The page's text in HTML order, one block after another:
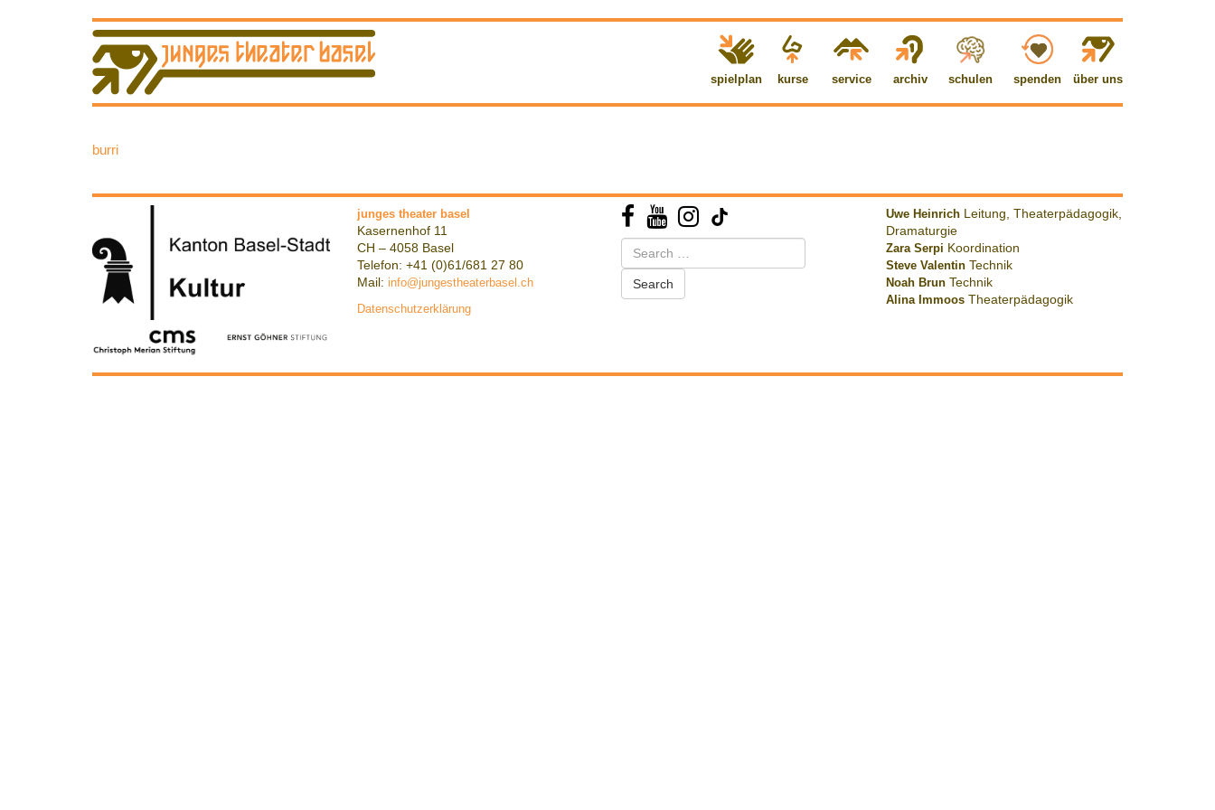
spielplan kurse service archiv schulen spenden über uns
burri
junges theater basel
Kasernenhof 11
CH – 4058 Basel
Telefon: +41 (0)61/681 27 80
Mail: info@jungestheaterbasel.ch
Datenschutzerklärung
Search
for:
Uwe Heinrich Leitung, Theaterpädagogik,
Dramaturgie
Zara Serpi Koordination
Steve Valentin Technik
Noah Brun Technik
Alina Immoos Theaterpädagogik